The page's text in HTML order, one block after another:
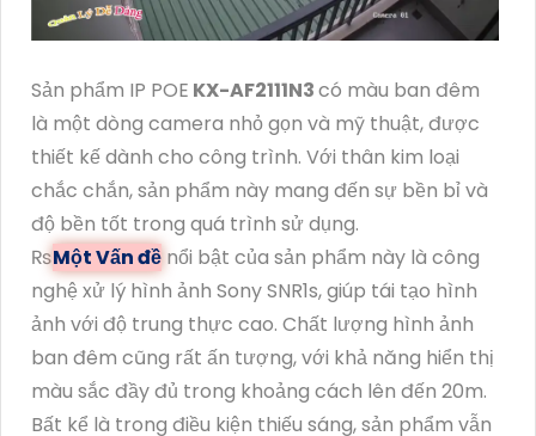
Sản phẩm IP POE KX-AF2111N3có màu ban đêm
là một dòng camera nhỏ gọn và mỹ thuật, được
thiết kế dành cho công trình. Với thân kim loại
chắc chắn, sản phẩm này mang đến sự bền bỉ và
độ bền tốt trong quá trình sử dụng.
₨Một Vấn đề nổi bật của sản phẩm này là công
nghệ xử lý hình ảnh Sony SNR1s, giúp tái tạo hình
ảnh với độ trung thực cao. Chất lượng hình ảnh
ban đêm cũng rất ấn tượng, với khả năng hiển thị
màu sắc đầy đủ trong khoảng cách lên đến 20m.
Bất kể là trong điều kiện thiếu sáng, sản phẩm vẫn